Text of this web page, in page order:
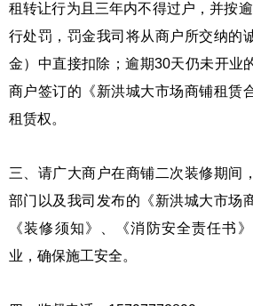
租转让行为且三年内不得过户，并按
行处罚，罚金我司将从商户所交纳的
金）中直接扣除；逾期30天仍未开业
商户签订的《新洪城大市场商铺租赁
租赁权。
三、请广大商户在商铺二次装修期间
部门以及我司发布的《新洪城大市场
《装修须知》、《消防安全责任书
业，确保施工安全。